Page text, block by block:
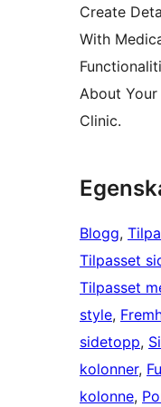
Create
With
About
Clinic.
Blogg,
Tilpasset
Tilpasset
style,
sidetopp,
kolonner,
kolonne,